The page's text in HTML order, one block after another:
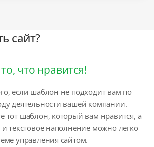
сайт?
что нравится!
если шаблон не подходит вам по
деятельности вашей компании.
тот шаблон, который вам нравится, а
и текстовое наполнение можно легко
управления сайтом.